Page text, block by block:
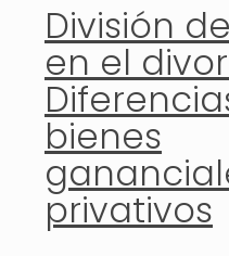
División
en el
bienes
privativos